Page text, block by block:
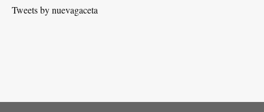
Tweets by nuevagaceta